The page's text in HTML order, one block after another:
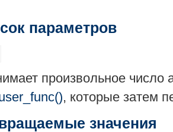
параметров
произвольное число
, которые затем
значения